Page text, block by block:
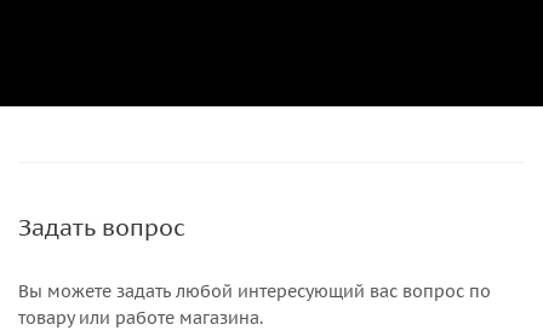
Задать вопрос
Вы можете задать любой интересующий вас вопрос по
товару или работе магазина.